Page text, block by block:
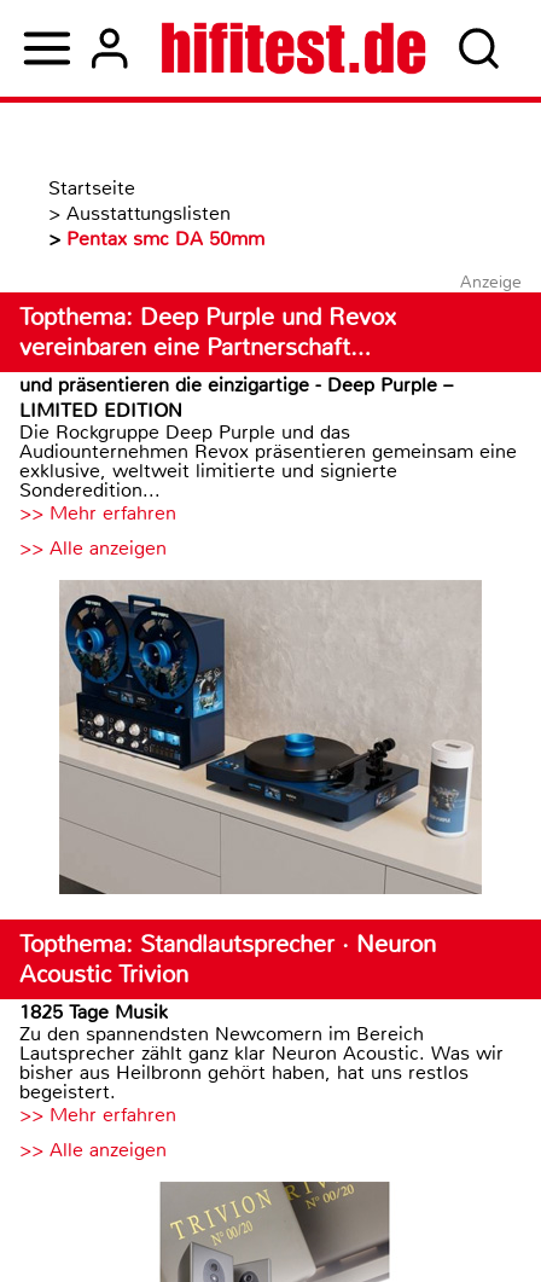
Startseite
> Ausstattungslisten
> Pentax smc DA 50mm
Anzeige
Topthema: Deep Purple und Revox
vereinbaren eine Partnerschaft…
und präsentieren die einzigartige - Deep Purple –
LIMITED EDITION
Die Rockgruppe Deep Purple und das
Audiounternehmen Revox präsentieren gemeinsam eine
exklusive, weltweit limitierte und signierte
Sonderedition...
>> Mehr erfahren
>> Alle anzeigen
Topthema: Standlautsprecher · Neuron
Acoustic Trivion
1825 Tage Musik
Zu den spannendsten Newcomern im Bereich
Lautsprecher zählt ganz klar Neuron Acoustic. Was wir
bisher aus Heilbronn gehört haben, hat uns restlos
begeistert.
>> Mehr erfahren
>> Alle anzeigen